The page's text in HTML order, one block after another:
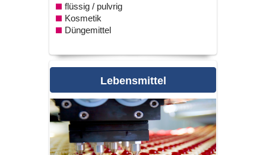
flüssig / pulvrig
Kosmetik
Düngemittel
lebensmittel